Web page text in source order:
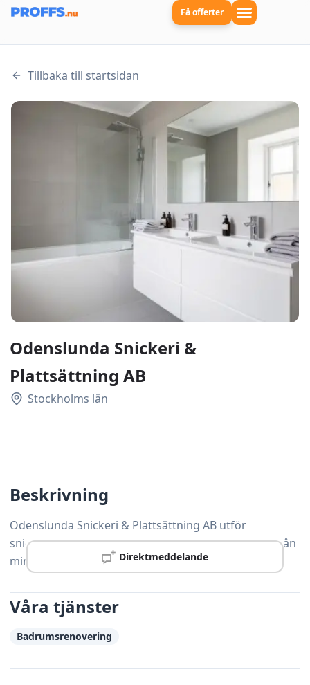
Få offerter
Tillbaka till startsidan
Odenslunda Snickeri &
Plattsättning AB
Stockholms län
Direktmeddelande
Beskrivning
Odenslunda Snickeri & Plattsättning AB utför
snickeritjänster av hög kvalitet i Upplands Väsby – från
mindre reparationer till större renoveringsprojekt.
Våra tjänster
Badrumsrenovering